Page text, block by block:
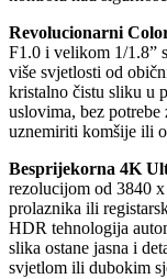
Revolucionarni
F1.0 i velikom 1/1.8”
više svjetlosti od
kristalno čistu sliku u
uslovima, bez
uznemiriti komšije ili
Besprijekorna 4K
rezolucijom od 3840
prolaznika ili
HDR tehnologija
slika ostane jasna i
svjetlom ili dubokim